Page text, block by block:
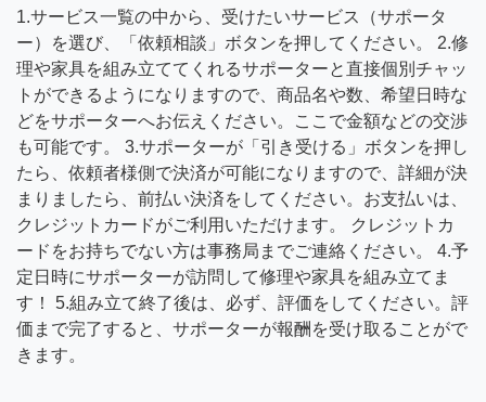
1.サービス一覧の中から、受けたいサービス（サポータ
ー）を選び、「依頼相談」ボタンを押してください。 2.修
理や家具を組み立ててくれるサポーターと直接個別チャッ
トができるようになりますので、商品名や数、希望日時な
どをサポーターへお伝えください。ここで金額などの交渉
も可能です。 3.サポーターが「引き受ける」ボタンを押し
たら、依頼者様側で決済が可能になりますので、詳細が決
まりましたら、前払い決済をしてください。お支払いは、
クレジットカードがご利用いただけます。 クレジットカ
ードをお持ちでない方は事務局までご連絡ください。 4.予
定日時にサポーターが訪問して修理や家具を組み立てま
す！ 5.組み立て終了後は、必ず、評価をしてください。評
価まで完了すると、サポーターが報酬を受け取ることがで
きます。